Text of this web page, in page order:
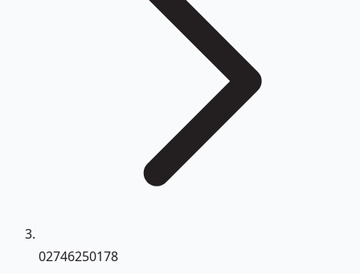
02746250178